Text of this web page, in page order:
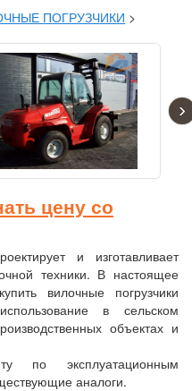
ПОГРУЗЧИКИ >
›
цену со
и изготавливает
техники. В настоящее
вилочные погрузчики
в сельском
объектах и
по эксплуатационным
аналоги.